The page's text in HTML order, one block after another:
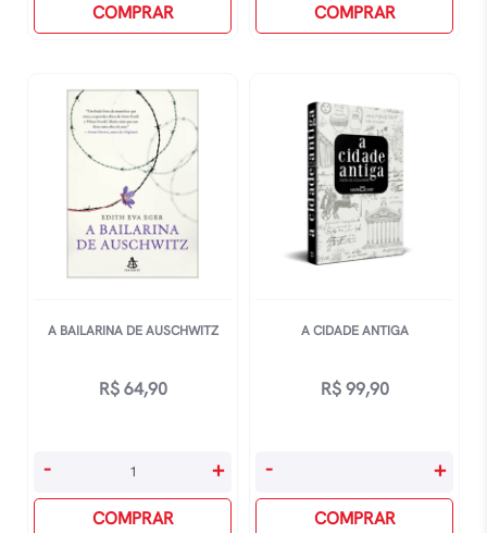
COMPRAR
O
quantidade
COMPRAR
A BAILARINA DE AUSCHWITZ
R$64,90
- +
COMPRAR
A CIDADE ANTIGA
R$99,90
- +
COMPRAR